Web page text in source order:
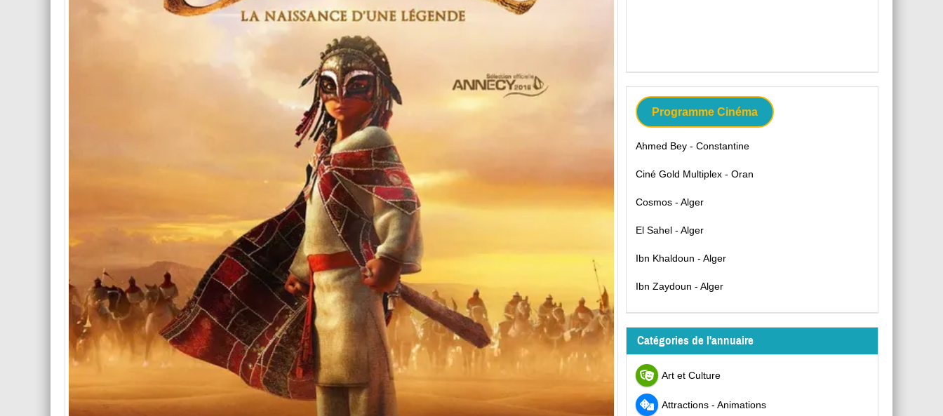
Programme Cinéma
Ahmed Bey - Constantine
Ciné Gold Multiplex - Oran
Cosmos - Alger
El Sahel - Alger
Ibn Khaldoun - Alger
Ibn Zaydoun - Alger
Catégories de l'annuaire
Art et Culture
Attractions - Animations